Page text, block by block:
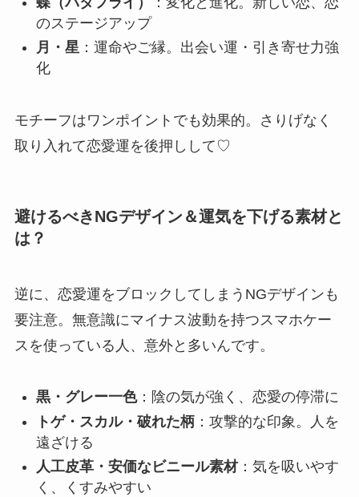
のステージアップ
月・星：運命やご縁。出会い運・引き寄せ力強
化
モチーフはワンポイントでも効果的。さりげなく
取り入れて恋愛運を後押しして♡
避けるべきNGデザイン＆運気を下げる素材と
は？
逆に、恋愛運をブロックしてしまうNGデザインも
要注意。無意識にマイナス波動を持つスマホケー
スを使っている人、意外と多いんです。
黒・グレー一色：陰の気が強く、恋愛の停滞に
トゲ・スカル・破れた柄：攻撃的な印象。人を
遠ざける
人工皮革・安価なビニール素材：気を吸いやす
く、くすみやすい